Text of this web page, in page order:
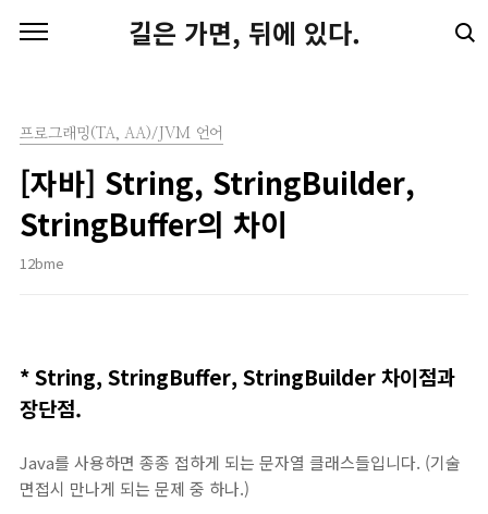
길은 가면, 뒤에 있다.
프로그래밍(TA, AA)/JVM 언어
[자바] String, StringBuilder,
StringBuffer의 차이
12bme
* String, StringBuffer, StringBuilder 차이점과
장단점.
Java를 사용하면 종종 접하게 되는 문자열 클래스들입니다. (기술
면접시 만나게 되는 문제 중 하나.)